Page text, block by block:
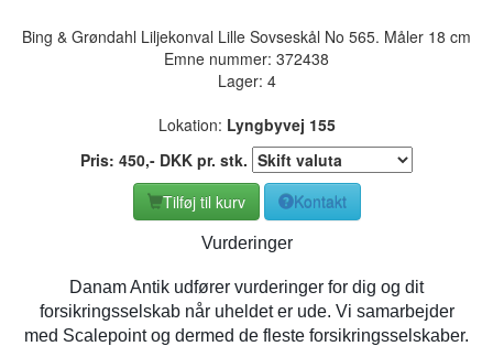
Bing & Grøndahl Liljekonval Lille Sovseskål No 565. Måler 18 cm
Emne nummer: 372438
Lager: 4
Lokation: Lyngbyvej 155
Pris: 450,- DKK pr. stk.
Tilføj til kurv
Kontakt
Vurderinger
Danam Antik udfører vurderinger for dig og dit
forsikringsselskab når uheldet er ude. Vi samarbejder
med Scalepoint og dermed de fleste forsikringsselskaber.